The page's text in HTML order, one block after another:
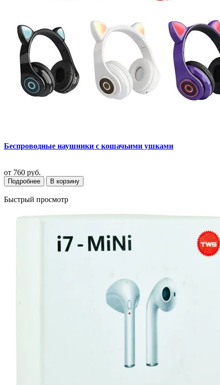
Беспроводные наушники с кошачьими ушками
от 760 руб.
Подробнее В корзину
Быстрый просмотр